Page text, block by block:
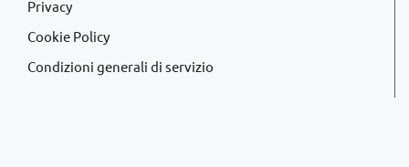
Privacy
Cookie Policy
Condizioni generali di servizio